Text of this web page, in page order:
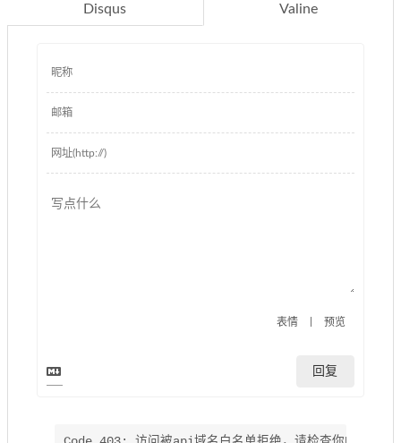
Disqus Valine
表情 预览
回复